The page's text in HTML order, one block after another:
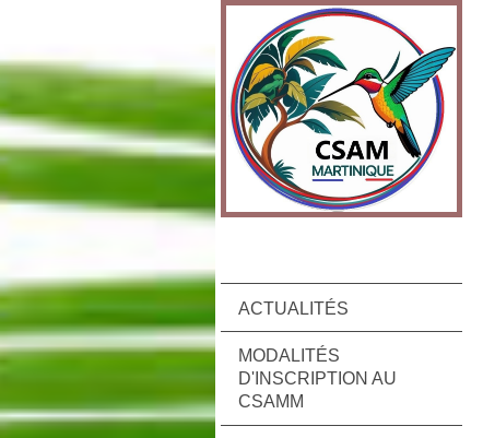
ACTUALITÉS
MODALITÉS
D'INSCRIPTION AU
CSAMM